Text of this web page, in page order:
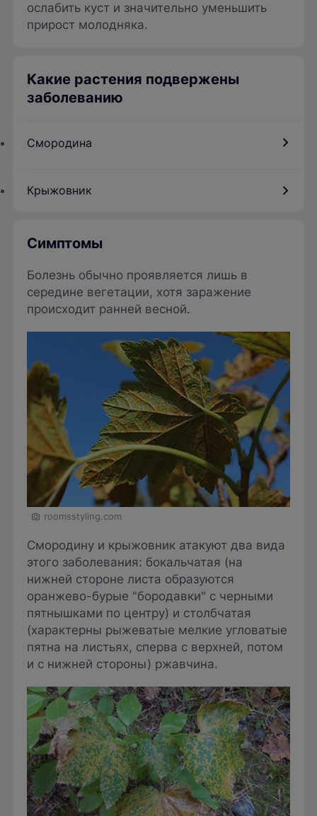
ослабить куст и значительно уменьшить
прирост молодняка.
Какие растения подвержены
заболеванию
Смородина
Крыжовник
Симптомы
Болезнь обычно проявляется лишь в
середине вегетации, хотя заражение
происходит ранней весной.
roomsstyling.com
Смородину и крыжовник атакуют два вида
этого заболевания: бокальчатая (на
нижней стороне листа образуются
оранжево-бурые "бородавки" с черными
пятнышками по центру) и столбчатая
(характерны рыжеватые мелкие угловатые
пятна на листьях, сперва с верхней, потом
и с нижней стороны) ржавчина.